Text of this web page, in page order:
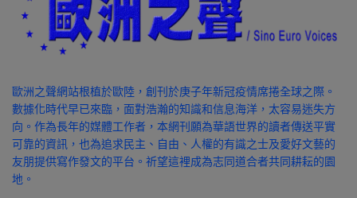
歐洲之聲網站根植於歐陸，創刊於庚子年新冠疫情席捲全球之際。
數據化時代早已來臨，面對浩瀚的知識和信息海洋，太容易迷失方
向。作為長年的媒體工作者，本網刊願為華語世界的讀者傳送平實
可靠的資訊，也為追求民主、自由、人權的有識之士及愛好文藝的
友朋提供寫作發文的平台。祈望這裡成為志同道合者共同耕耘的園
地。